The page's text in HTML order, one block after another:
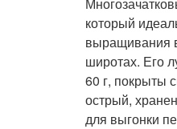
который
выращивания
широтах. Его
60 г, покрыты
острый,
для выгонки